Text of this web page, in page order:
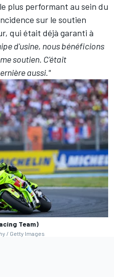
plus performant au sein du
sur le soutien
qui était déjà garanti à
d'usine, nous bénéficions
soutien. C'était
aussi."
Team)
/ Getty Images